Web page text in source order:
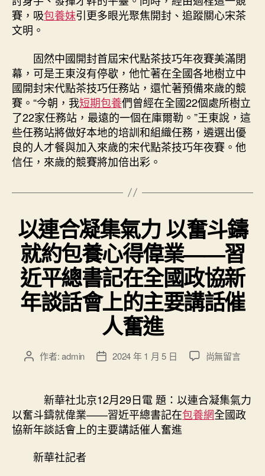
賽，吸包養妹引更多眼光聚焦開封、追蹤關心宋茶
文明。
固然中國開封首屆宋代點茶技巧年夜賽美滿閉
幕，可是王東沒有停歇，他忙著在全國各地樹立中
國開封宋代點茶技巧任務站，還忙著預備來歲的競
賽。“今朝，我短期包養們曾經在全國22個處所樹立
了22家任務站，最遠的一個在庫爾勒。”王東說，這
些任務站將做好本地的培訓和組織任務，遴選出優
良的人才餐與加入來歲的宋代點茶技巧年夜賽。他
信任，來歲的競賽將加倍出彩。
以連合凝集氣力 以奮斗鑄
就約包養心得偉業——習
近平總書記在全國政協新
年談話會上的主要講話催
人奮進
文 作者:admin
文
佈
日
期
2024 年 1 月 5 日
在
合
凝
集
尚無留言
新華社北京12月29日電 題：以連合凝集氣力
以奮斗鑄就偉業——習近平總書記在包養網全國政
協新年談話會上的主要講話催人奮進
新華社記者